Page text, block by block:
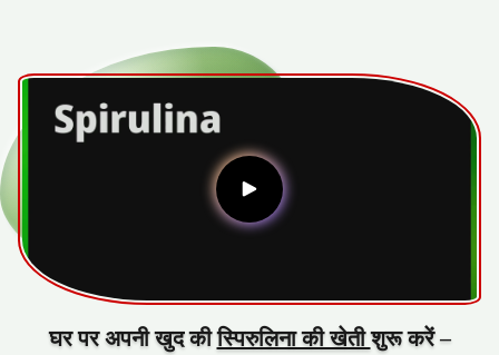
घर पर अपनी खुद कीस्पिरुलिना की खेतीशुरू करें –